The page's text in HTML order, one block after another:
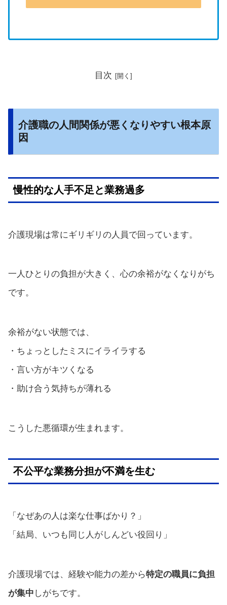
目次
介護職の人間関係が悪くなりやすい根本原
因
慢性的な人手不足と業務過多
介護現場は常にギリギリの人員で回っています。
一人ひとりの負担が大きく、心の余裕がなくなりがち
です。
余裕がない状態では、
・ちょっとしたミスにイライラする
・言い方がキツくなる
・助け合う気持ちが薄れる
こうした悪循環が生まれます。
不公平な業務分担が不満を生む
「なぜあの人は楽な仕事ばかり？」
「結局、いつも同じ人がしんどい役回り」
介護現場では、経験や能力の差から特定の職員に負担
が集中 しがちです。